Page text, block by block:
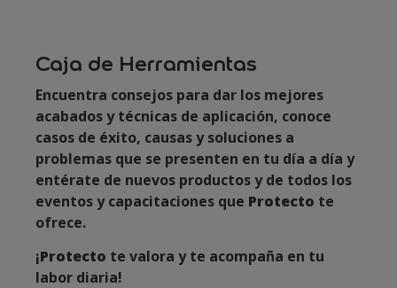
Caja de Herramientas
Encuentra consejos para dar los mejores
acabados y técnicas de aplicación, conoce
casos de éxito, causas y soluciones a
problemas que se presenten en tu día a día y
entérate de nuevos productos y de todos los
eventos y capacitaciones que Protecto te
ofrece.
¡Protecto te valora y te acompaña en tu
labor diaria!